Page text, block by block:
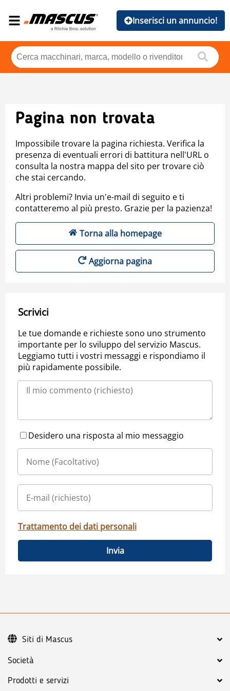
Inserisci un annuncio!
Pagina non trovata
Impossibile trovare la pagina richiesta. Verifica la
presenza di eventuali errori di battitura nell'URL o
consulta la nostra mappa del sito per trovare ciò
che stai cercando.
Altri problemi? Invia un'e-mail di seguito e ti
contatteremo al più presto. Grazie per la pazienza!
Torna alla homepage
Aggiorna pagina
Scrivici
Le tue domande e richieste sono uno strumento
importante per lo sviluppo del servizio Mascus.
Leggiamo tutti i vostri messaggi e rispondiamo il
più rapidamente possibile.
Desidero una risposta al mio messaggio
Trattamento dei dati personali
Invia
Società
Prodotti e servizi
Siti di Mascus